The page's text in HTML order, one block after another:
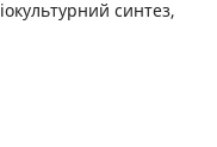
синтез,